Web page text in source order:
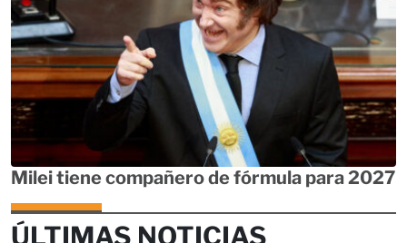
Milei tiene compañero de fórmula para 2027
ÚLTIMAS NOTICIAS